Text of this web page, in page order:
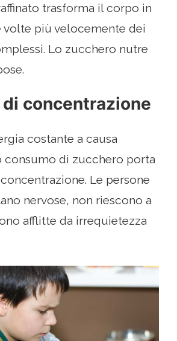
trasforma il corpo in
volte più velocemente dei
Lo zucchero nutre
concentrazione
costante a causa
consumo di zucchero porta
Le persone
nervose, non riescono a
afflitte da irrequietezza